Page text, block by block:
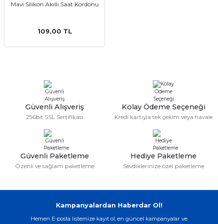
Mavi Silikon Akıllı Saat Kordonu
109,00 TL
Güvenli Alışveriş
256bit SSL Sertifikası
Kolay Ödeme Seçeneği
Kredi kartıyla tek çekim veya havale
Güvenli Paketleme
Özenli ve sağlam paketleme
Hediye Paketleme
Sevdiklerinize özel paketleme
Kampanyalardan Haberdar Ol!
Hemen E-posta listemize kayıt ol, en güncel kampanyalar ve